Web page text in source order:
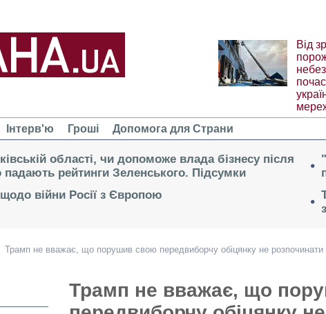
Від
Інтерв'ю Гроші Допомога для Страни
області, чи допоможе влада бізнесу після
рейтинги Зеленського. Підсумки
війни Росії з Європою
Трамп не вважає, що порушив свою передвиборчу обіцянку не
Трамп не вважає, що